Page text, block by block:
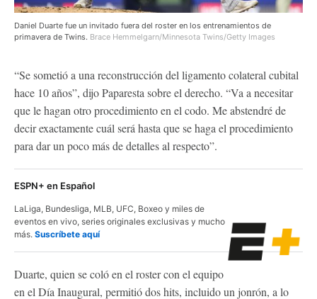
Daniel Duarte fue un invitado fuera del roster en los entrenamientos de
primavera de Twins. Brace Hemmelgarn/Minnesota Twins/Getty Images
“Se sometió a una reconstrucción del ligamento colateral cubital
hace 10 años”, dijo Paparesta sobre el derecho. “Va a necesitar
que le hagan otro procedimiento en el codo. Me abstendré de
decir exactamente cuál será hasta que se haga el procedimiento
para dar un poco más de detalles al respecto”.
ESPN+ en Español
LaLiga, Bundesliga, MLB, UFC, Boxeo y miles de
eventos en vivo, series originales exclusivas y mucho
más. Suscríbete aquí
Duarte, quien se coló en el roster con el equipo
en el Día Inaugural, permitió dos hits, incluido un jonrón, a lo